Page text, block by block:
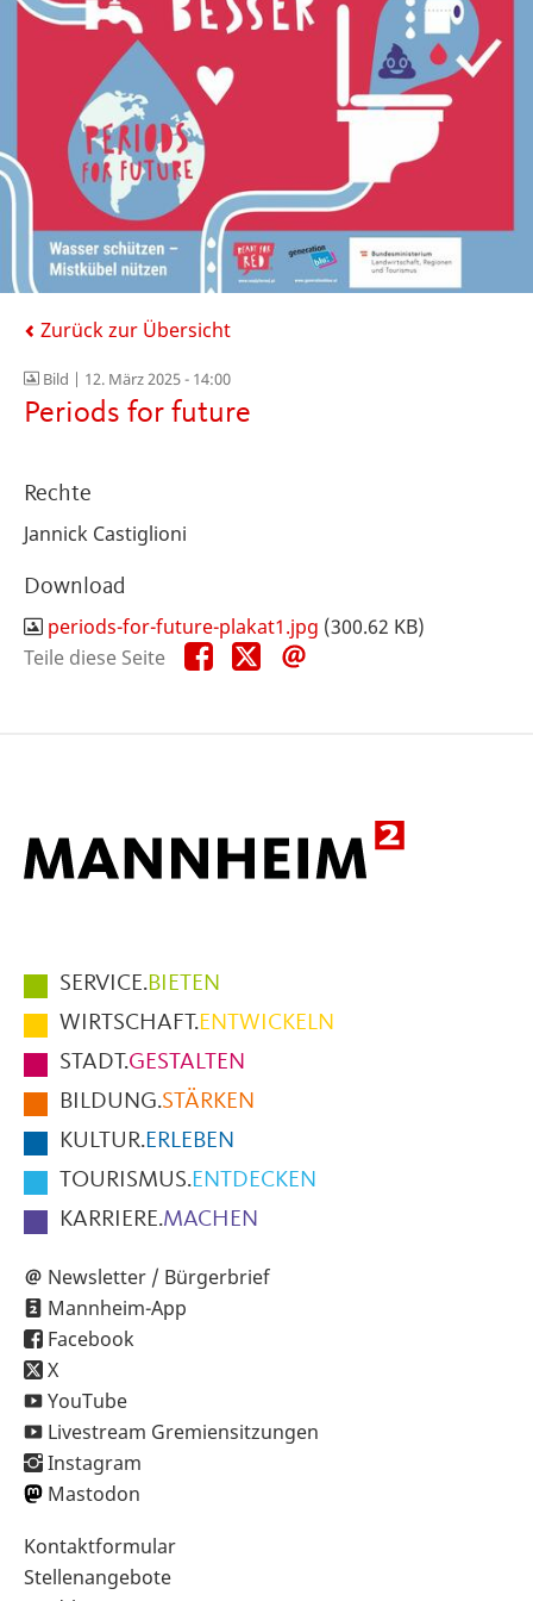
Zurück zur Übersicht
Bild | 12. März 2025 - 14:00
Periods for future
Rechte
Jannick Castiglioni
Download
periods-for-future-plakat1.jpg (300.62 KB)
Teile diese Seite
Teile
diese
Teile
diese
Hauptmenüpunkte
im
Fußbereich
der
Seite
SERVICE.BIETEN
WIRTSCHAFT.ENTWICKELN
STADT.GESTALTEN
BILDUNG.STÄRKEN
KULTUR.ERLEBEN
TOURISMUS.ENTDECKEN
KARRIERE.MACHEN
Newsletter / Bürgerbrief
Mannheim-App
Facebook
X
YouTube
Livestream Gremiensitzungen
Instagram
Mastodon
Sekundärnavigation
im
Kontaktformular
Stellenangebote